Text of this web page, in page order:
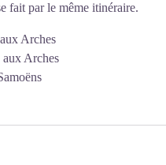
fait par le même itinéraire.
Arches
Arches